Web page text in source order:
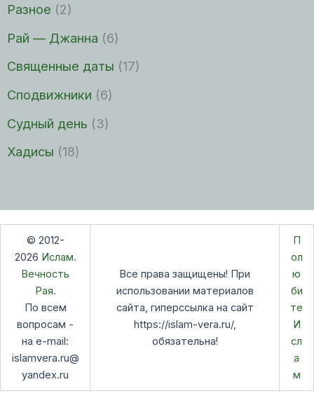
Разное (2)
Рай — Джанна (6)
Священные даты (17)
Сподвижники (6)
Судный день (3)
Хадисы (18)
© 2012-
2026 Ислам.
Вечность
Рая.
По всем
вопросам -
на e-mail:
islamvera.ru@
yandex.ru
Все права защищены! При
использовании материалов
сайта, гиперссылка на сайт
https://islam-vera.ru/,
обязательна!
П
ол
ю
би
те
И
сл
а
м